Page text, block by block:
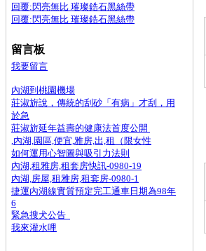
回覆:閃亮無比 璀璨鋯石黑絲帶
回覆:閃亮無比 璀璨鋯石黑絲帶
留言板
我要留言
內湖到桃園機場
莊淑旂說，傳統的刮砂「有病」才刮，用
於急
莊淑旂延年益壽的健康法首度公開
,內湖,園區,便宜,雅房,出,租（限女性
如何運用心智圖與吸引力法則
內湖,租雅房,租套房快訊-0980-19
內湖,房屋,租雅房,租套房-0980-1
捷運內湖線實質預定完工通車日期為98年
6
緊急搜犬公告
我來灌水哩